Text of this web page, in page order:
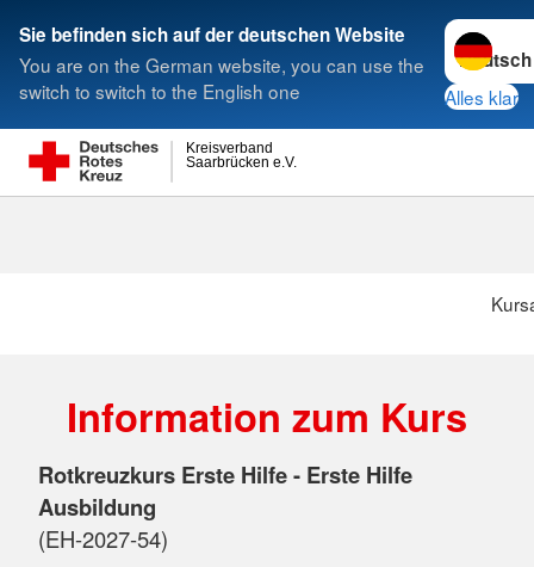
Sie befinden sich auf der deutschen Website
You are on the German website, you can use the
switch to switch to the English one
Sprache
Alles klar
Saarbrücken e.V.
Kreisverband
Suche
Information zum Kurs
Rotkreuzkurs Erste Hilfe - Erste Hilfe
Ausbildung
(EH-2027-54)